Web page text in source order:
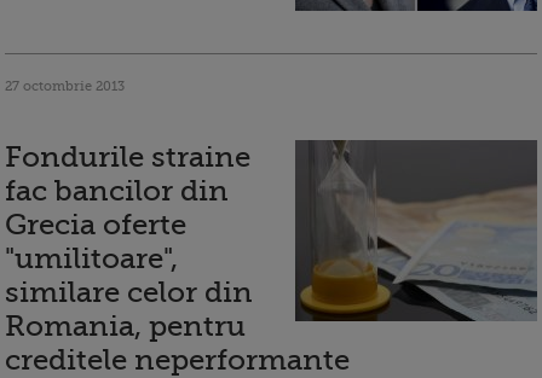
27 octombrie 2013
Fondurile straine
fac bancilor din
Grecia oferte
"umilitoare",
similare celor din
Romania, pentru
creditele neperformante